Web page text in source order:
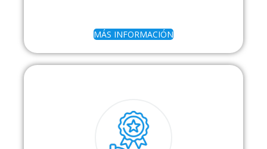
MÁS INFORMACIÓN